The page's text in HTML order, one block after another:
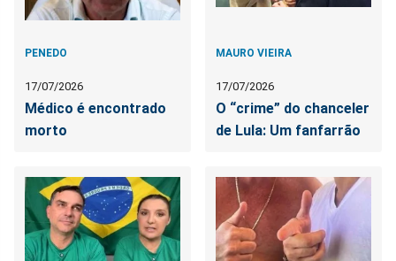
PENEDO
17/07/2026
Médico é encontrado
morto
MAURO VIEIRA
17/07/2026
O “crime” do chanceler
de Lula: Um fanfarrão